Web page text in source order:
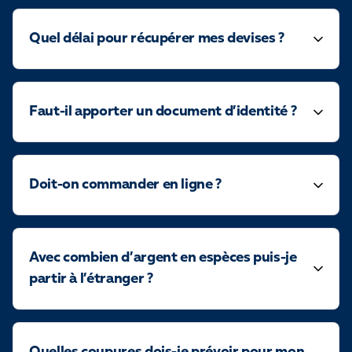
Fermé – Ouvre à 13:30
22 rue Jean-Jacques Rousseau 33000
Bordeaux
+33 5 57 99 99 99 - +33 7 59 72 51 96
Découvrir les taux sur la page agence
Fermé – Ouvre à 13:45
10 av de Biarritz 64600 Anglet
Quel délai pour récupérer mes devises ?
Faut-il apporter un document d’identité ?
Doit-on commander en ligne ?
Avec combien d’argent en espèces puis-je
partir à l’étranger ?